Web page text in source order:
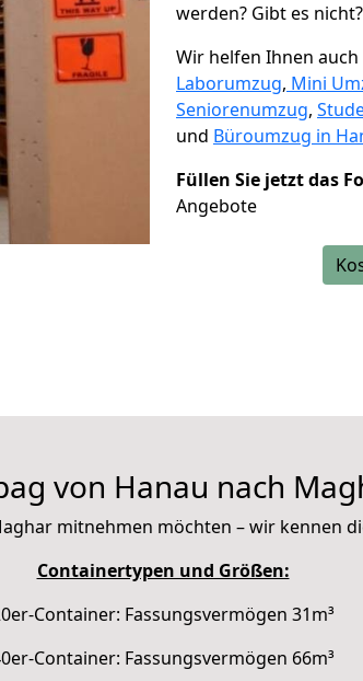
werden? Gibt es
Wir helfen Ihnen
Laborumzug, Mini
Seniorenumzug,
und Büroumzug in
Füllen Sie jetzt das
Angebote
von Hanau nach
mitnehmen möchten – wir kennen
Containertypen und Größen:
Container: Fassungsvermögen 31m³
Container: Fassungsvermögen 66m³